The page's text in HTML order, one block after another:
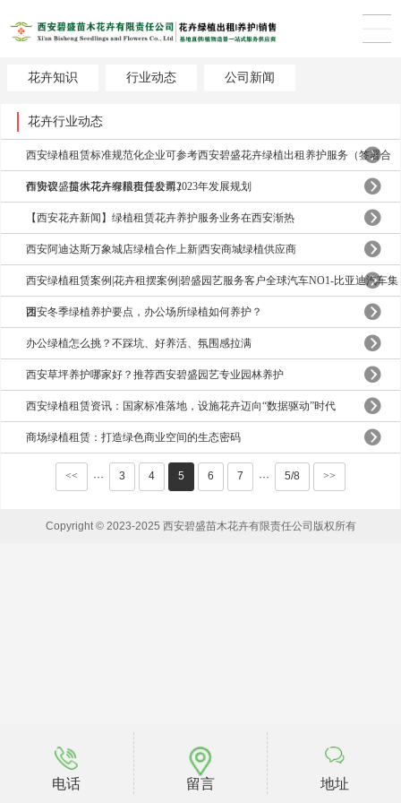
花卉知识 行业动态 公司新闻
花卉行业动态
西安绿植租赁标准规范化企业可参考西安碧盛花卉绿植出租养护服务（签署合
作协议、提供花卉绿植租赁发票）
西安碧盛苗木花卉有限责任公司2023年发展规划
【西安花卉新闻】绿植租赁花卉养护服务业务在西安渐热
西安阿迪达斯万象城店绿植合作上新|西安商城绿植供应商
西安绿植租赁案例|花卉租摆案例|碧盛园艺服务客户全球汽车NO1-比亚迪汽车集
团
西安冬季绿植养护要点，办公场所绿植如何养护？
办公绿植怎么挑？不踩坑、好养活、氛围感拉满
西安草坪养护哪家好？推荐西安碧盛园艺专业园林养护
西安绿植租赁资讯：国家标准落地，设施花卉迈向“数据驱动”时代
商场绿植租赁：打造绿色商业空间的生态密码
<< ··· 3 4 5 6 7 ··· 5/8 >>
Copyright © 2023-2025 西安碧盛苗木花卉有限责任公司版权所有
电话 留言 地址